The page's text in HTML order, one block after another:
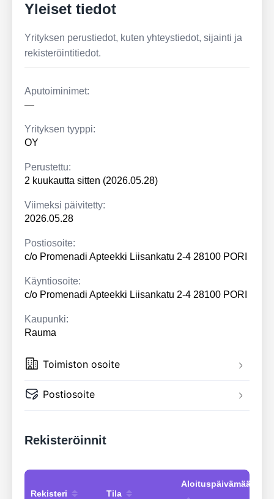
Yleiset tiedot
Yrityksen perustiedot, kuten yhteystiedot, sijainti ja
rekisteröintitiedot.
Aputoiminimet:
—
Yrityksen tyyppi:
OY
Perustettu:
2 kuukautta sitten (2026.05.28)
Viimeksi päivitetty:
2026.05.28
Postiosoite:
c/o Promenadi Apteekki Liisankatu 2-4 28100 PORI
Käyntiosoite:
c/o Promenadi Apteekki Liisankatu 2-4 28100 PORI
Kaupunki:
Rauma
Toimiston osoite
Postiosoite
Rekisteröinnit
Rekisteri Tila
Aloituspäivämäärä